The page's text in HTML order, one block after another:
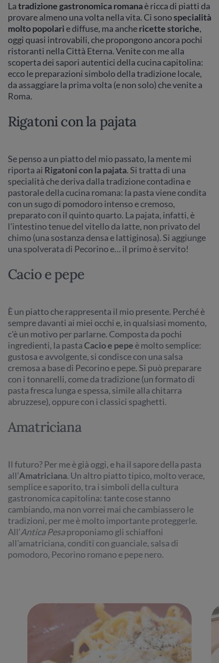
Latradizione gastronomica romanaè ricca di piatti da
provare almeno una volta nella vita. Ci sonospecialità
molto popolarie diffuse, ma anchericette storiche,
oggi quasi introvabili, che propongono ancora pochi
ristoranti nella Città Eterna. Venite con me alla
scoperta dei sapori autentici della cucina capitolina:
ecco le preparazioni simbolo della tradizione locale,
da assaggiare la prima volta (e non solo) che venite a
Roma.
Rigatoni con la pajata
Se penso a un piatto del mio passato, la mente mi
riporta ai Rigatoni con la pajata. Si tratta di una
specialità che deriva dalla tradizione contadina e
pastorale della cucina romana: la pasta viene condita
con un sugo di pomodoro intenso e cremoso,
preparato con il quinto quarto. La pajata, infatti, è
l'intestino tenue del vitello da latte, non privato del
chimo (una sostanza densa e lattiginosa). Si aggiunge
una spolverata di Pecorino e… il primo è servito!
Cacio e pepe
È un piatto che rappresenta il mio presente. Perché è
sempre davanti ai miei occhi e, in qualsiasi momento,
c'è un motivo per parlarne. Composta da pochi
ingredienti, la pastaCacio e pepeè molto semplice:
gustosa e avvolgente, si condisce con una salsa
cremosa a base di Pecorino e pepe. Si può preparare
con i tonnarelli, come da tradizione (un formato di
pasta fresca lunga e spessa, simile alla chitarra
abruzzese), oppure con i classici spaghetti.
Amatriciana
Il futuro? Per me è già oggi, e ha il sapore della pasta
all’Amatriciana. Un altro piatto tipico, molto verace,
semplice e saporito, tra i simboli della cultura
gastronomica capitolina: tante cose stanno
cambiando, ma non vorrei mai che cambiassero le
tradizioni, per me è molto importante proteggerle.
All’Antica Pesaproponiamo gli schiaffoni
all’amatriciana, conditi con guanciale, salsa di
pomodoro, Pecorino romano e pepe nero.